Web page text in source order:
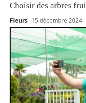
Choisir des arbres
Fleurs 15 décembre 2024